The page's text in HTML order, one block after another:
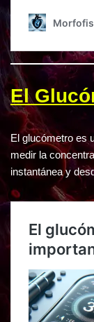
El
El glucómetro es
medir la
instantánea y